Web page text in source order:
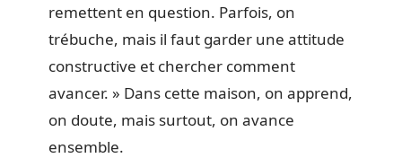
remettent en question. Parfois, on
trébuche, mais il faut garder une attitude
constructive et chercher comment
avancer. » Dans cette maison, on apprend,
on doute, mais surtout, on avance
ensemble.